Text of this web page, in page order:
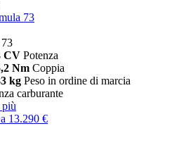
73
CV Potenza
Nm Coppia
kg Peso in ordine di marcia
carburante
13.290 €